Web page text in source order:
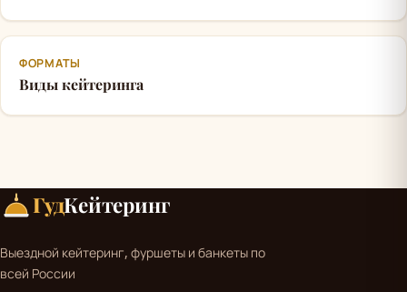
ФОРМАТЫ
Виды кейтеринга
ГудКейтеринг
Выездной кейтеринг, фуршеты и банкеты по
всей России